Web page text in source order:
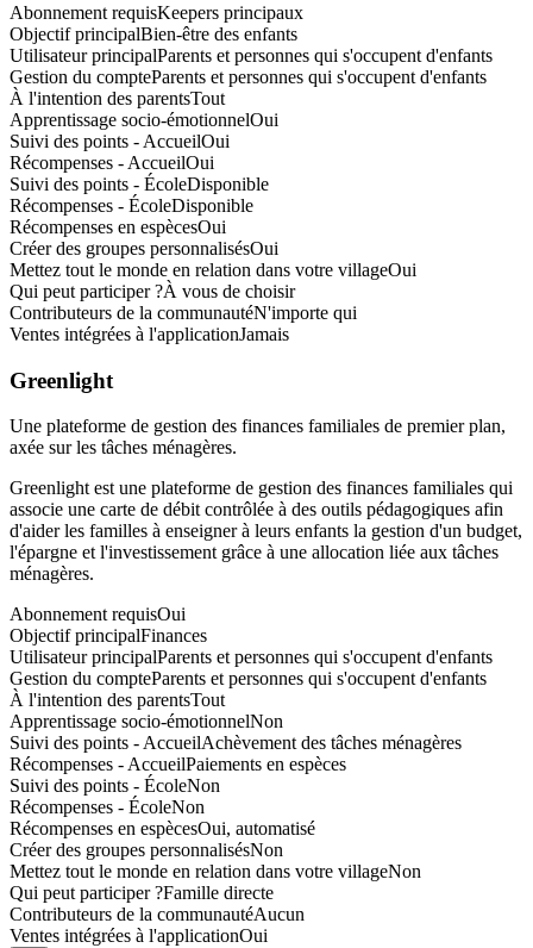
Abonnement requisKeepers principaux
Objectif principalBien-être des enfants
Utilisateur principalParents et personnes qui s'occupent d'enfants
Gestion du compteParents et personnes qui s'occupent d'enfants
À l'intention des parentsTout
Apprentissage socio-émotionnelOui
Suivi des points - AccueilOui
Récompenses - AccueilOui
Suivi des points - ÉcoleDisponible
Récompenses - ÉcoleDisponible
Récompenses en espècesOui
Créer des groupes personnalisésOui
Mettez tout le monde en relation dans votre villageOui
Qui peut participer ?À vous de choisir
Contributeurs de la communautéN'importe qui
Ventes intégrées à l'applicationJamais
Greenlight
Une plateforme de gestion des finances familiales de premier plan,
axée sur les tâches ménagères.
Greenlight est une plateforme de gestion des finances familiales qui
associe une carte de débit contrôlée à des outils pédagogiques afin
d'aider les familles à enseigner à leurs enfants la gestion d'un budget,
l'épargne et l'investissement grâce à une allocation liée aux tâches
ménagères.
Abonnement requisOui
Objectif principalFinances
Utilisateur principalParents et personnes qui s'occupent d'enfants
Gestion du compteParents et personnes qui s'occupent d'enfants
À l'intention des parentsTout
Apprentissage socio-émotionnelNon
Suivi des points - AccueilAchèvement des tâches ménagères
Récompenses - AccueilPaiements en espèces
Suivi des points - ÉcoleNon
Récompenses - ÉcoleNon
Récompenses en espècesOui, automatisé
Créer des groupes personnalisésNon
Mettez tout le monde en relation dans votre villageNon
Qui peut participer ?Famille directe
Contributeurs de la communautéAucun
Ventes intégrées à l'applicationOui